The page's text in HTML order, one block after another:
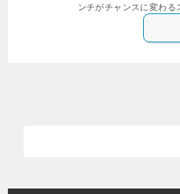
ンチがチャンスに変わ